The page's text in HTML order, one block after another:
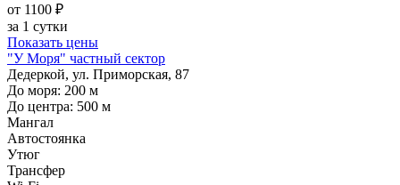
от 1100 ₽
за 1 сутки
Показать цены
"У Моря" частный сектор
Дедеркой, ул. Приморская, 87
До моря: 200 м
До центра: 500 м
Мангал
Автостоянка
Утюг
Трансфер